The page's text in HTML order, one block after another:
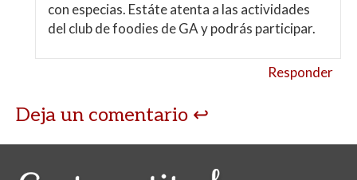
con especias. Estáte atenta a las actividades
del club de foodies de GA y podrás participar.
Responder
Deja un comentario